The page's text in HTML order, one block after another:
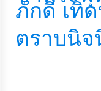
ภักดี เทิ
ตราบนิจ